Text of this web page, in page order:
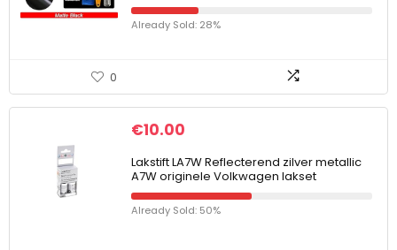
Already Sold: 28%
0
€10.00
Lakstift LA7W Reflecterend zilver metallic
A7W originele Volkwagen lakset
Already Sold: 50%